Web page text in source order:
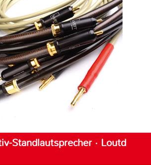
Standlautsprecher · Loutd